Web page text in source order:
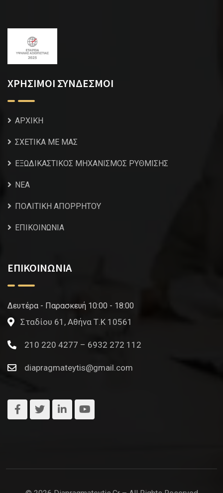
ΧΡΗΣΙΜΟΙ ΣΥΝΔΕΣΜΟΙ
ΑΡΧΙΚΗ
ΣΧΕΤΙΚΑ ΜΕ ΜΑΣ
ΕΞΩΔΙΚΑΣΤΙΚΟΣ ΜΗΧΑΝΙΣΜΟΣ ΡΥΘΜΙΣΗΣ
NEA
ΠΟΛΙΤΙΚΗ ΑΠΟΡΡΗΤΟΥ
ΕΠΙΚΟΙΝΩΝΙΑ
ΕΠΙΚΟΙΝΩΝΙΑ
Δευτέρα - Παρασκευή 10:00 - 18:00
Σταδίου 61, Αθήνα Τ.Κ 10561
210 220 4277 – 6932 272 112
diapragmateytis@gmail.com